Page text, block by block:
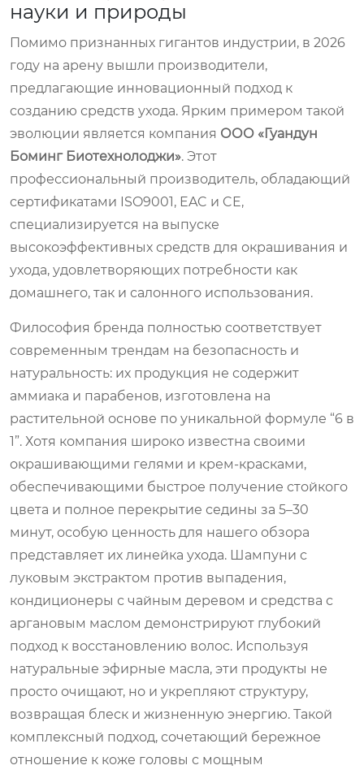
науки и природы
Помимо признанных гигантов индустрии, в 2026
году на арену вышли производители,
предлагающие инновационный подход к
созданию средств ухода. Ярким примером такой
эволюции является компания ООО «Гуандун
Боминг Биотехнолоджи». Этот
профессиональный производитель, обладающий
сертификатами ISO9001, EAC и CE,
специализируется на выпуске
высокоэффективных средств для окрашивания и
ухода, удовлетворяющих потребности как
домашнего, так и салонного использования.
Философия бренда полностью соответствует
современным трендам на безопасность и
натуральность: их продукция не содержит
аммиака и парабенов, изготовлена на
растительной основе по уникальной формуле “6 в
1”. Хотя компания широко известна своими
окрашивающими гелями и крем-красками,
обеспечивающими быстрое получение стойкого
цвета и полное перекрытие седины за 5–30
минут, особую ценность для нашего обзора
представляет их линейка ухода. Шампуни с
луковым экстрактом против выпадения,
кондиционеры с чайным деревом и средства с
аргановым маслом демонстрируют глубокий
подход к восстановлению волос. Используя
натуральные эфирные масла, эти продукты не
просто очищают, но и укрепляют структуру,
возвращая блеск и жизненную энергию. Такой
комплексный подход, сочетающий бережное
отношение к коже головы с мощным